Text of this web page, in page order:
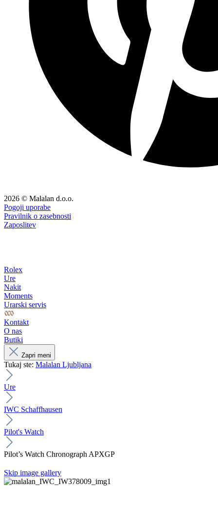
2026 © Malalan d.o.o.
Pogoji uporabe
Pravilnik o zasebnosti
Zaposlitev
Rolex
Ure
Nakit
Moments
Urarski servis
Kontakt
O nas
Butiki
Zapri meni
Tukaj ste: Malalan Ljubljana
Ure
IWC Schaffhausen
Pilot's Watch
Pilot’s Watch Chronograph APXGP
Skip image gallery